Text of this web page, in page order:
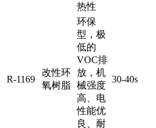
热性
R-1169
改性环
氧树脂
环保
型，极
低的
VOC排
放，机
械强度
高、电
性能优
良、耐
30-40s